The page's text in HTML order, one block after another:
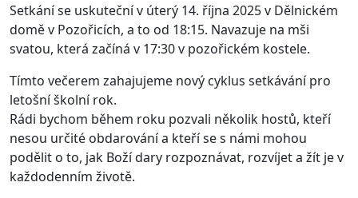
Setkání se uskuteční v úterý 14. října 2025 v Dělnickém
domě v Pozořicích, a to od 18:15. Navazuje na mši
svatou, která začíná v 17:30 v pozořickém kostele.
Tímto večerem zahajujeme nový cyklus setkávání pro
letošní školní rok.
Rádi bychom během roku pozvali několik hostů, kteří
nesou určité obdarování a kteří se s námi mohou
podělit o to, jak Boží dary rozpoznávat, rozvíjet a žít je v
každodenním životě.